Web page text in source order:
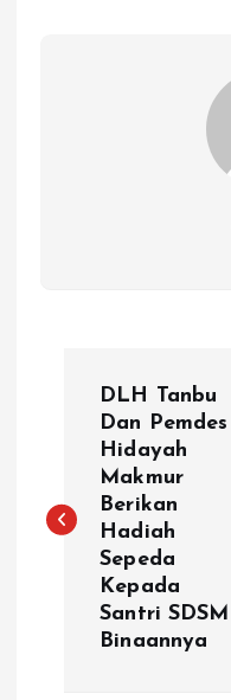
v
DLH Tanbu
Dan Pemdes
Hidayah
Makmur
Berikan
Hadiah
Sepeda
Kepada
Santri SDSM
Binaannya